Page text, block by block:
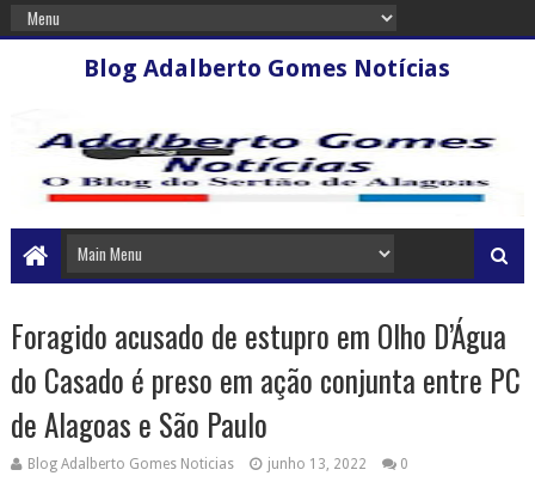
Blog Adalberto Gomes Notícias
Foragido acusado de estupro em Olho D’Água
do Casado é preso em ação conjunta entre PC
de Alagoas e São Paulo
Blog Adalberto Gomes Noticias junho 13, 2022 0